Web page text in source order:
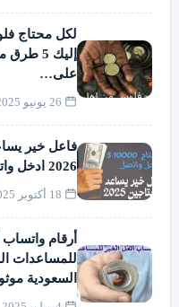
لكل محتاج
إليك 5
على…
فاعل خير
2026 ادخل واتصل الان
أرقام واتساب
للمساعدات
السعودية موثوقة